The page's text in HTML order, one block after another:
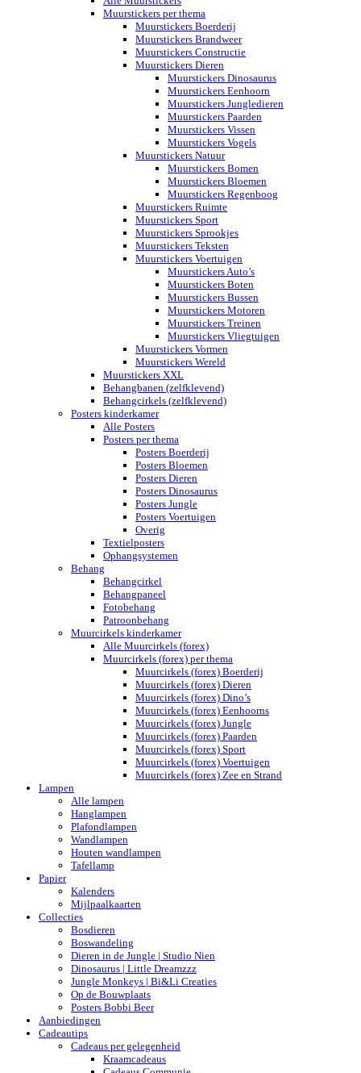
Muurstickers per thema
Muurstickers Boerderij
Muurstickers Brandweer
Muurstickers Constructie
Muurstickers Dieren
Muurstickers Dinosaurus
Muurstickers Eenhoorn
Muurstickers Jungledieren
Muurstickers Paarden
Muurstickers Vissen
Muurstickers Vogels
Muurstickers Natuur
Muurstickers Bomen
Muurstickers Bloemen
Muurstickers Regenboog
Muurstickers Ruimte
Muurstickers Sport
Muurstickers Sprookjes
Muurstickers Teksten
Muurstickers Voertuigen
Muurstickers Auto’s
Muurstickers Boten
Muurstickers Bussen
Muurstickers Motoren
Muurstickers Treinen
Muurstickers Vliegtuigen
Muurstickers Vormen
Muurstickers Wereld
Muurstickers XXL
Behangbanen (zelfklevend)
Behangcirkels (zelfklevend)
Posters kinderkamer
Alle Posters
Posters per thema
Posters Boerderij
Posters Bloemen
Posters Dieren
Posters Dinosaurus
Posters Jungle
Posters Voertuigen
Overig
Textielposters
Ophangsystemen
Behang
Behangcirkel
Behangpaneel
Fotobehang
Patroonbehang
Muurcirkels kinderkamer
Alle Muurcirkels (forex)
Muurcirkels (forex) per thema
Muurcirkels (forex) Boerderij
Muurcirkels (forex) Dieren
Muurcirkels (forex) Dino’s
Muurcirkels (forex) Eenhoorns
Muurcirkels (forex) Jungle
Muurcirkels (forex) Paarden
Muurcirkels (forex) Sport
Muurcirkels (forex) Voertuigen
Muurcirkels (forex) Zee en Strand
Lampen
Alle lampen
Hanglampen
Plafondlampen
Wandlampen
Houten wandlampen
Tafellamp
Papier
Kalenders
Mijlpaalkaarten
Collecties
Bosdieren
Boswandeling
Dieren in de Jungle | Studio Nien
Dinosaurus | Little Dreamzzz
Jungle Monkeys | Bi&Li Creaties
Op de Bouwplaats
Posters Bobbi Beer
Aanbiedingen
Cadeautips
Cadeaus per gelegenheid
Kraamcadeaus